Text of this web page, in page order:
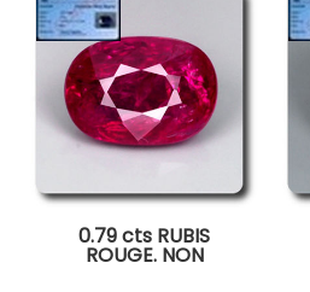
0.79 cts RUBIS
ROUGE. NON